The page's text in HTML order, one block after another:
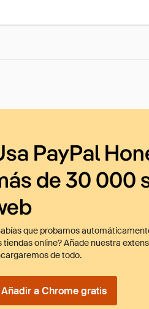
PayPal
de 30 000
que probamos
tiendas online? Añade nuestra
de todo.
Añadir a Chrome gratis